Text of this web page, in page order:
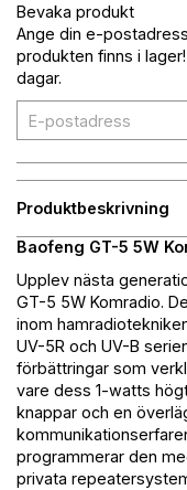
Bevaka produkt
Ange din e-
produkten finns i
dagar.
Produktbeskrivning
Baofeng GT-5 5W
Upplev nästa
GT-5 5W Komradio.
inom
UV-5R och UV-B
förbättringar som
vare dess 1-watts
knappar och en
programmerar den
privata